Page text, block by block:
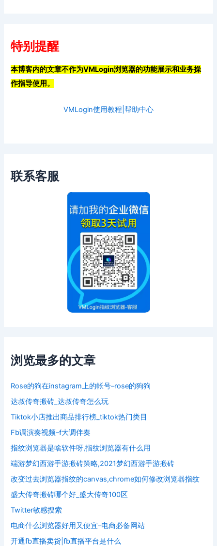
特别提醒
本博客内的文章不作为VMLogin浏览器的功能展示和业务操
作指导使用。
VMLogin使用教程|帮助中心
联系客服
浏览最多的文章
Rose的狗在instagram上的帐号–rose的狗狗
达叔传奇搬砖_达叔传奇怎么玩
Tiktok小店推出商品排行榜_tiktok热门类目
Fb调演奏视频–f大调伴奏
指纹浏览器是啥软件呀,指纹浏览器有什么用
端游梦幻西游手游搬砖策略,2021梦幻西游手游搬砖
改变过去浏览器指纹的canvas,chrome如何修改浏览器指纹
盛大传奇搬砖哪个好_盛大传奇100区
Twitter敏感搜索
电商什么浏览器好用又便宜–电商必备网站
开通fb直播卖货|fb直播平台是什么